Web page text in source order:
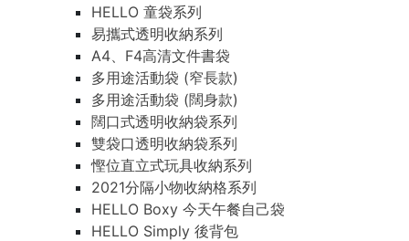
HELLO 童袋系列
易攜式透明收納系列
A4、F4高清文件書袋
多用途活動袋 (窄長款)
多用途活動袋 (闊身款)
闊口式透明收納袋系列
雙袋口透明收納袋系列
慳位直立式玩具收納系列
2021分隔小物收納格系列
HELLO Boxy 今天午餐自己袋
HELLO Simply 後背包